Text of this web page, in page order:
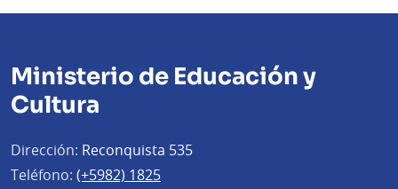
Ministerio de Educación y
Cultura
Dirección: Reconquista 535
Teléfono: (+5982) 1825